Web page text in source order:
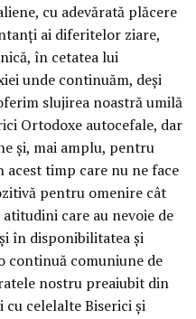
cu adevărată plăcere
ai diferitelor ziare,
în cetatea lui
unde continuăm, deși
slujirea noastră umilă
Ortodoxe autocefale, dar
și, mai amplu, pentru
timp care nu ne face
pentru omenire cât
care au nevoie de
în disponibilitatea și
continuă comuniune de
nostru preaiubit din
cu celelalte Biserici și